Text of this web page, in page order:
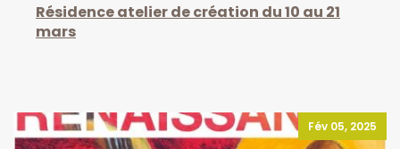
Résidence atelier de création du 10 au 21
mars
Fév 05, 2025